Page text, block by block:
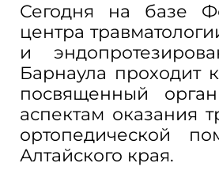
Сегодня на базе
центра
и
Барнаула проходит
посвященный
аспектам оказания
ортопедической
Алтайского края.